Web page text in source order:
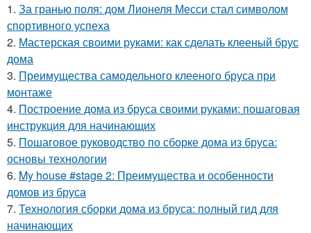
1. За гранью поля: дом Лионеля Месси стал символом
спортивного успеха
2. Мастерская своими руками: как сделать клееный брус
дома
3. Преимущества самодельного клееного бруса при
монтаже
4. Построение дома из бруса своими руками: пошаговая
инструкция для начинающих
5. Пошаговое руководство по сборке дома из бруса:
основы технологии
6. My house #stage 2: Преимущества и особенности
домов из бруса
7. Технология сборки дома из бруса: полный гид для
начинающих